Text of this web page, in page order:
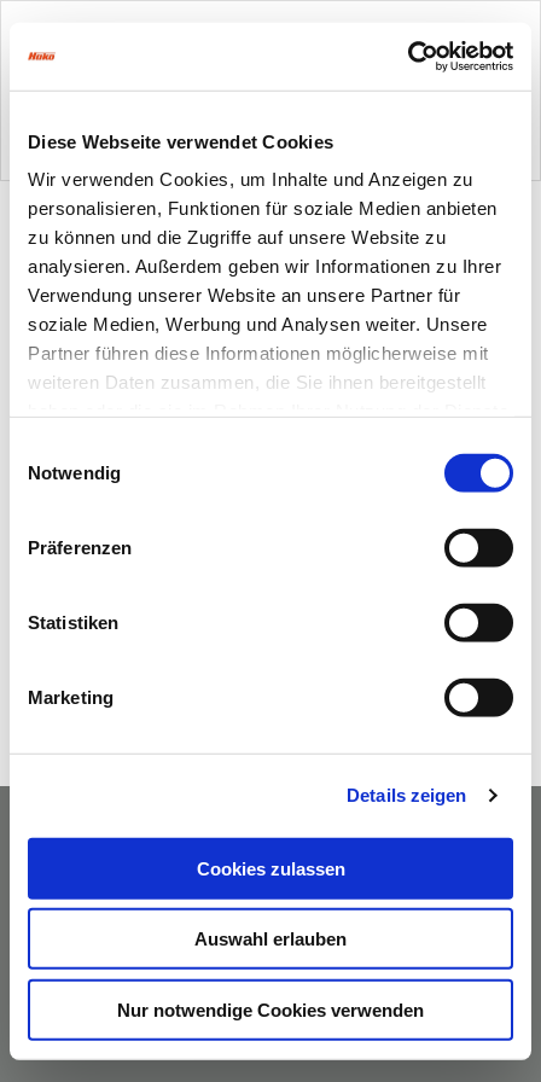
Diese Webseite verwendet Cookies
Wir verwenden Cookies, um Inhalte und Anzeigen zu
personalisieren, Funktionen für soziale Medien anbieten
zu können und die Zugriffe auf unsere Website zu
analysieren. Außerdem geben wir Informationen zu Ihrer
Verwendung unserer Website an unsere Partner für
soziale Medien, Werbung und Analysen weiter. Unsere
Partner führen diese Informationen möglicherweise mit
weiteren Daten zusammen, die Sie ihnen bereitgestellt
Notwendig
Präferenzen
Statistiken
Marketing
Details zeigen
Cookies zulassen
Auswahl erlauben
Nur notwendige Cookies verwenden
Datenschutzerklärung | Impressum
© Hako GmbH - Alle Rechte vorbehalten